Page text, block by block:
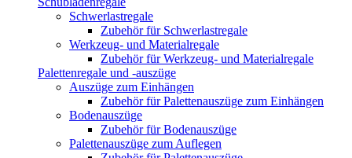
Schwerlastregale
Zubehör für Schwerlastregale
Werkzeug- und Materialregale
Zubehör für Werkzeug- und Materialregale
Palettenregale und -auszüge
Auszüge zum Einhängen
Zubehör für Palettenauszüge zum Einhängen
Bodenauszüge
Zubehör für Bodenauszüge
Palettenauszüge zum Auflegen